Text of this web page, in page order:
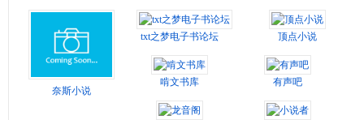
奈斯小说
txt之梦电子书论坛 顶点小说
啃文书库 有声吧